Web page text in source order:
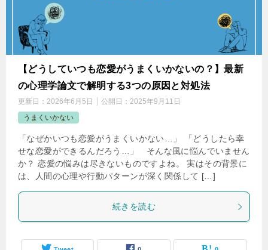
【どうしていつも恋愛がうまくいかないの？】最新
の心理学論文で解明する3つの原因と対処法
更新日： 2026年6月5日 公開日： 2025年9月11日
うまくいかない
「なぜかいつも恋愛がうまくいかない…」 「どうしたら幸
せな恋愛ができるんだろう…」 そんな風に悩んでいません
か？ 恋愛の悩みは尽きないものですよね。 実はその背景に
は、人間の心理や行動パターンが深く関係して […]
続きを読む